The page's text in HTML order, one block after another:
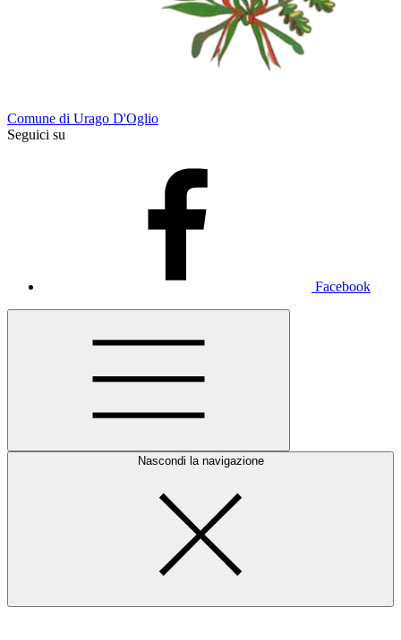
Comune di Urago D'Oglio
Seguici su
Facebook
Nascondi la navigazione